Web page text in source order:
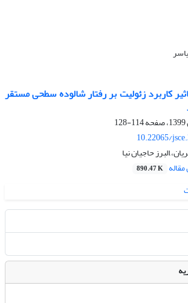
کاربرد زئولیت بر رفتار شالوده سطحی مستقر
114-128
10.22065/
َالبرز حاجیان نیا
890.47 K